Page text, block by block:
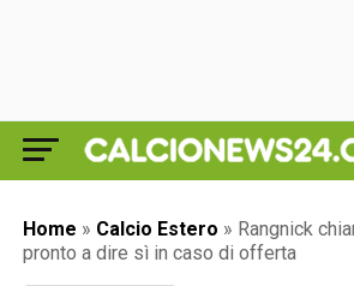
Home » Calcio Estero » Rangnick
pronto a dire sì in caso di offerta